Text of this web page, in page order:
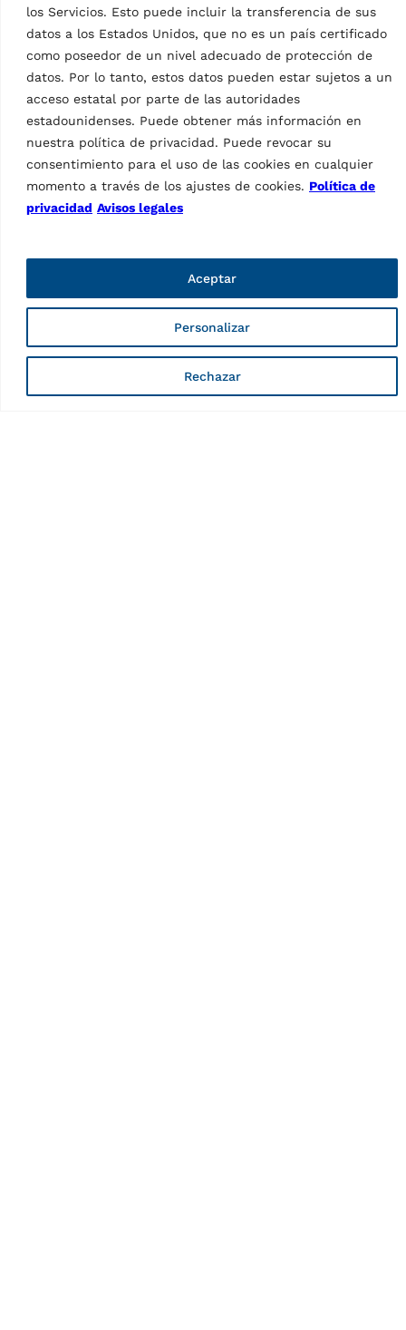
los Servicios. Esto puede incluir la transferencia de sus
datos a los Estados Unidos, que no es un país certificado
como poseedor de un nivel adecuado de protección de
datos. Por lo tanto, estos datos pueden estar sujetos a un
acceso estatal por parte de las autoridades
estadounidenses. Puede obtener más información en
nuestra política de privacidad. Puede revocar su
consentimiento para el uso de las cookies en cualquier
momento a través de los ajustes de cookies. Política de
privacidad Avisos legales
Personalizar
Rechazar
Aceptar
EQUILIBRADORAS DE RUEDAS
Equilibradora de ruedas
electrónica con
microprocesador
G2.140R
MPN: RAV.G2140.201454
Monitor LCD, brazo de
medición 2D para la
medición automática del
ancho de las ruedas y del
Datos técnicos